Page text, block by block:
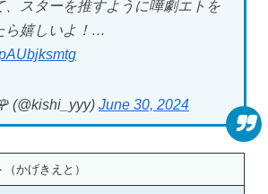
、スターを推すように嘩劇エトを
ら嬉しいよ！…
(@kishi_yyy) June 30, 2024
かげきえと）